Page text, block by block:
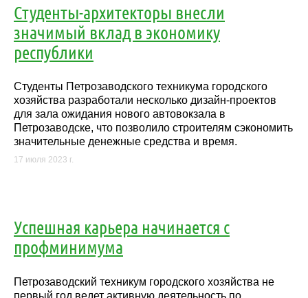
Студенты-архитекторы внесли
значимый вклад в экономику
республики
Студенты Петрозаводского техникума городского
хозяйства разработали несколько дизайн-проектов
для зала ожидания нового автовокзала в
Петрозаводске, что позволило строителям сэкономить
значительные денежные средства и время.
17 июля 2023 г.
Успешная карьера начинается с
профминимума
Петрозаводский техникум городского хозяйства не
первый год ведет активную деятельность по